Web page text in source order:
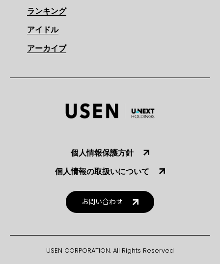
ランキング
アイドル
アーカイブ
個人情報保護方針
個人情報の取扱いについて
お問い合わせ
USEN CORPORATION. All Rights Reserved